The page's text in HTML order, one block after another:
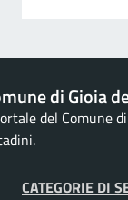
di Gioia
del Comune
CATEGORIE DI